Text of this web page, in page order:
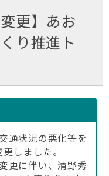
更】あお
り推進ト
通状況の悪化等を
しました。
更に伴い、清野秀